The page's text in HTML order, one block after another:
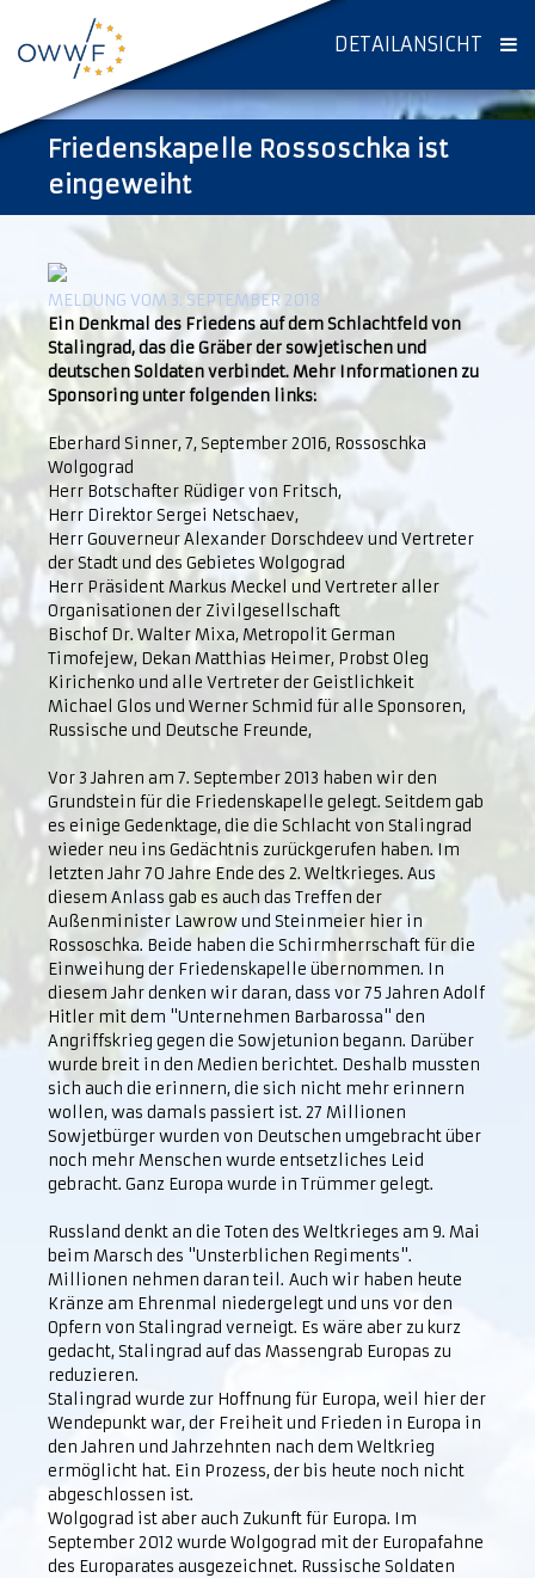
DETAILANSICHT
Friedenskapelle Rossoschka ist
eingeweiht
MELDUNG VOM 3. SEPTEMBER 2018
Ein Denkmal des Friedens auf dem Schlachtfeld von
Stalingrad, das die Gräber der sowjetischen und
deutschen Soldaten verbindet. Mehr Informationen zu
Sponsoring unter folgenden links:
Eberhard Sinner, 7, September 2016, Rossoschka
Wolgograd
Herr Botschafter Rüdiger von Fritsch,
Herr Direktor Sergei Netschaev,
Herr Gouverneur Alexander Dorschdeev und Vertreter
der Stadt und des Gebietes Wolgograd
Herr Präsident Markus Meckel und Vertreter aller
Organisationen der Zivilgesellschaft
Bischof Dr. Walter Mixa, Metropolit German
Timofejew, Dekan Matthias Heimer, Probst Oleg
Kirichenko und alle Vertreter der Geistlichkeit
Michael Glos und Werner Schmid für alle Sponsoren,
Russische und Deutsche Freunde,
Vor 3 Jahren am 7. September 2013 haben wir den
Grundstein für die Friedenskapelle gelegt. Seitdem gab
es einige Gedenktage, die die Schlacht von Stalingrad
wieder neu ins Gedächtnis zurückgerufen haben. Im
letzten Jahr 70 Jahre Ende des 2. Weltkrieges. Aus
diesem Anlass gab es auch das Treffen der
Außenminister Lawrow und Steinmeier hier in
Rossoschka. Beide haben die Schirmherrschaft für die
Einweihung der Friedenskapelle übernommen. In
diesem Jahr denken wir daran, dass vor 75 Jahren Adolf
Hitler mit dem "Unternehmen Barbarossa" den
Angriffskrieg gegen die Sowjetunion begann. Darüber
wurde breit in den Medien berichtet. Deshalb mussten
sich auch die erinnern, die sich nicht mehr erinnern
wollen, was damals passiert ist. 27 Millionen
Sowjetbürger wurden von Deutschen umgebracht über
noch mehr Menschen wurde entsetzliches Leid
gebracht. Ganz Europa wurde in Trümmer gelegt.
Russland denkt an die Toten des Weltkrieges am 9. Mai
beim Marsch des "Unsterblichen Regiments".
Millionen nehmen daran teil. Auch wir haben heute
Kränze am Ehrenmal niedergelegt und uns vor den
Opfern von Stalingrad verneigt. Es wäre aber zu kurz
gedacht, Stalingrad auf das Massengrab Europas zu
reduzieren.
Stalingrad wurde zur Hoffnung für Europa, weil hier der
Wendepunkt war, der Freiheit und Frieden in Europa in
den Jahren und Jahrzehnten nach dem Weltkrieg
ermöglicht hat. Ein Prozess, der bis heute noch nicht
abgeschlossen ist.
Wolgograd ist aber auch Zukunft für Europa. Im
September 2012 wurde Wolgograd mit der Europafahne
des Europarates ausgezeichnet. Russische Soldaten